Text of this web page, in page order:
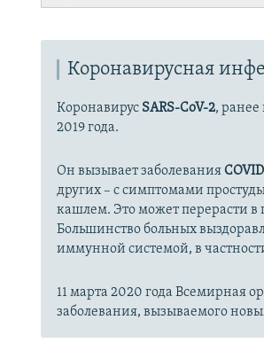
Коронавирусная
Коронавирус SARS-CoV-2,
2019 года.
Он вызывает заболевания
других – с симптомами
кашлем. Это может перерасти в
Большинство больных
иммунной системой, в
11 марта 2020 года Всемирная
заболевания, вызываемого